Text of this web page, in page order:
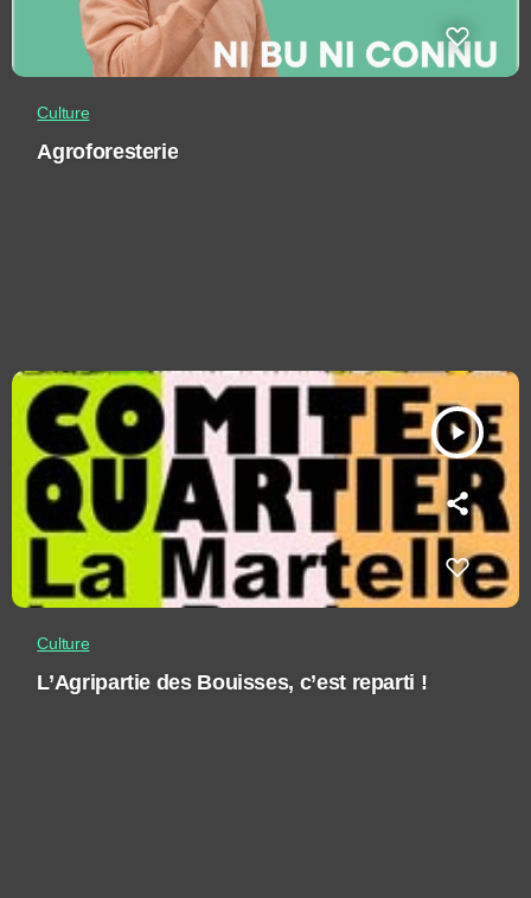
Culture
Agroforesterie
play_arrow
Culture
L’Agripartie des Bouisses, c’est reparti !